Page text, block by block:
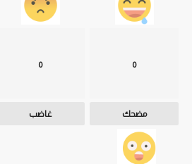
0
مضحك
0
غاضب